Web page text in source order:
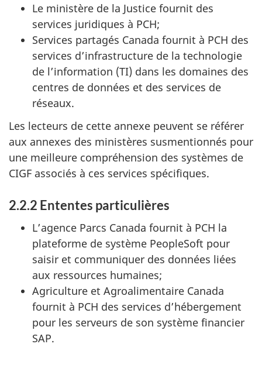
Le ministère de la Justice fournit des
services juridiques à PCH;
Services partagés Canada fournit à PCH des
services d’infrastructure de la technologie
de l’information (TI) dans les domaines des
centres de données et des services de
réseaux.
Les lecteurs de cette annexe peuvent se référer
aux annexes des ministères susmentionnés pour
une meilleure compréhension des systèmes de
CIGF associés à ces services spécifiques.
2.2.2 Ententes particulières
L’agence Parcs Canada fournit à PCH la
plateforme de système PeopleSoft pour
saisir et communiquer des données liées
aux ressources humaines;
Agriculture et Agroalimentaire Canada
fournit à PCH des services d’hébergement
pour les serveurs de son système financier
SAP.